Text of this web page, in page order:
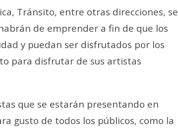
Tránsito, entre otras direcciones, se
de emprender a fin de que los
y puedan ser disfrutados por los
para disfrutar de sus artistas
que se estarán presentando en
gusto de todos los públicos, como la